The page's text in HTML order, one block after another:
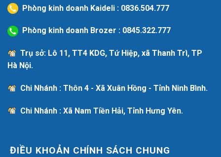
Phòng kinh doanh Kaideli : 0836.504.777
Phòng kinh doanh Brozer : 0845.322.777
Trụ sở: Lô 11, TT4 KDG, Tứ Hiệp, xã Thanh Trì, TP
Hà Nội.
Chi Nhánh : Thôn 4 - Xã Xuân Hồng - Tỉnh Ninh Bình.
Chi Nhánh : Xã Nam Tiền Hải, Tỉnh Hưng Yên.
ĐIỀU KHOẢN CHÍNH SÁCH CHUNG